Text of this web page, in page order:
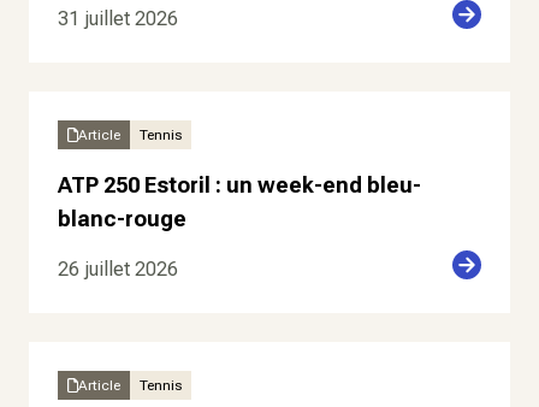
31 juillet 2026
Article Tennis
ATP 250 Estoril : un week-end bleu-
blanc-rouge
26 juillet 2026
Article Tennis